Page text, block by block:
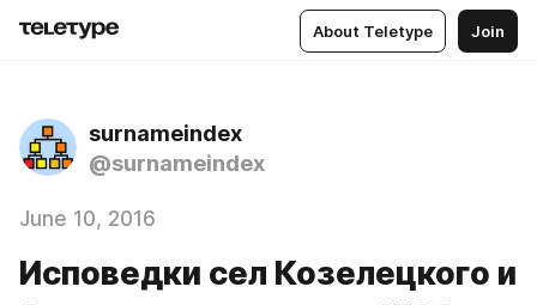
About Teletype Join
surnameindex
@surnameindex
June 10, 2016
Исповедки сел Козелецкого и